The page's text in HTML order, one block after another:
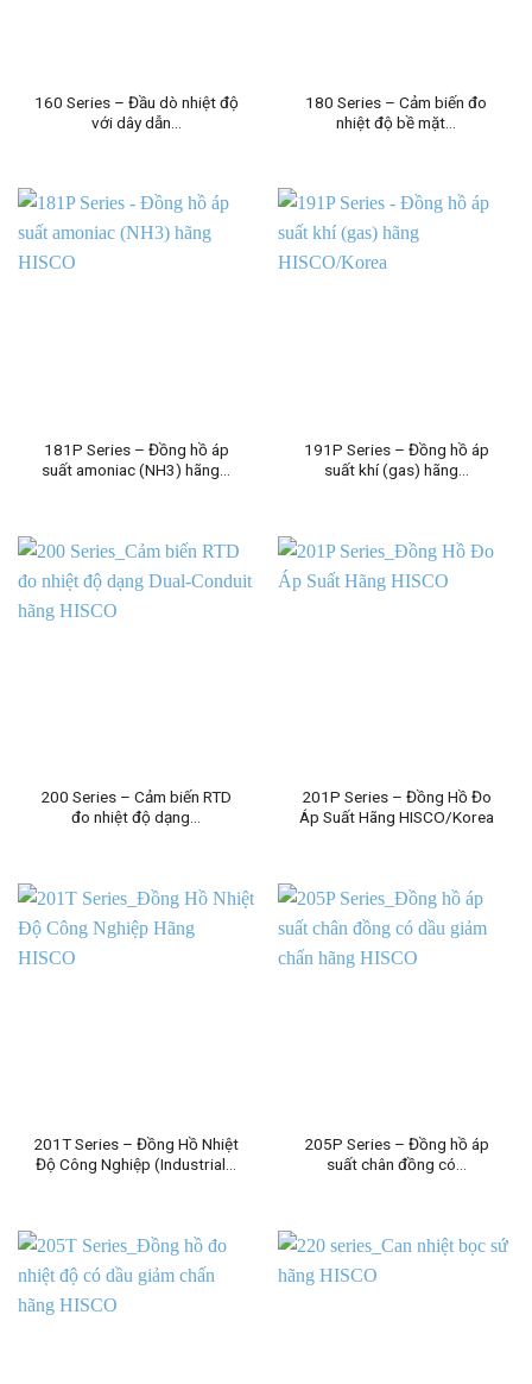
160 Series – Đầu dò nhiệt độ
với dây dẫn…
180 Series – Cảm biến đo
nhiệt độ bề mặt…
181P Series – Đồng hồ áp
suất amoniac (NH3) hãng…
191P Series – Đồng hồ áp
suất khí (gas) hãng…
200 Series – Cảm biến RTD
đo nhiệt độ dạng…
201P Series – Đồng Hồ Đo
Áp Suất Hãng HISCO/Korea
201T Series – Đồng Hồ Nhiệt
Độ Công Nghiệp (Industrial…
205P Series – Đồng hồ áp
suất chân đồng có…